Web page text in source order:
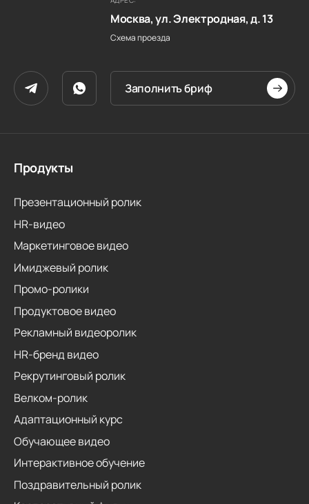
Москва, ул. Электродная, д. 13
Схема проезда
Заполнить бриф
Продукты
Презентационный ролик
HR-видео
Маркетинговое видео
Имиджевый ролик
Промо-ролики
Продуктовое видео
Рекламный видеоролик
HR-бренд видео
Рекрутинговый ролик
Велком-ролик
Адаптационный курс
Обучающее видео
Интерактивное обучение
Поздравительный ролик